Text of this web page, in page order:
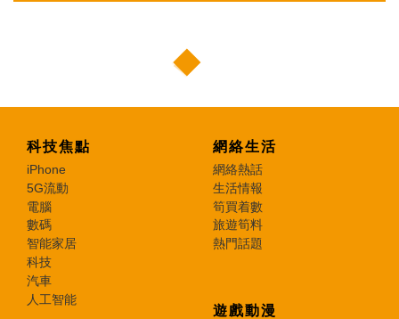
科技焦點
iPhone
5G流動
電腦
數碼
智能家居
科技
汽車
人工智能
網絡生活
網絡熱話
生活情報
筍買着數
旅遊筍料
熱門話題
遊戲動漫